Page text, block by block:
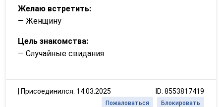
Желаю встретить:
— Женщину
Цель знакомства:
— Случайные свидания
| Присоединился: 14.03.2025 ID: 8553817419
Блокировать
Пожаловаться